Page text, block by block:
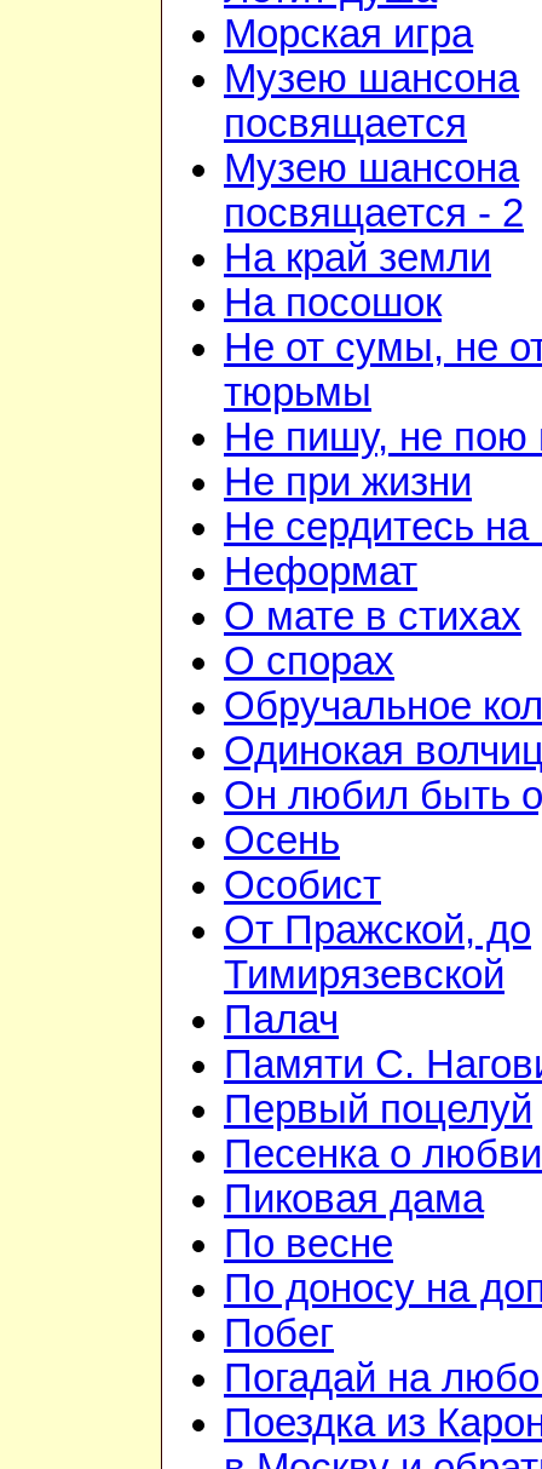
Морская игра
Музею шансона
посвящается
Музею шансона
посвящается - 2
На край земли
На посошок
Не от сумы, не
тюрьмы
Не пишу, не пою
Не при жизни
Не сердитесь
Неформат
О мате в стихах
О спорах
Обручальное
Одинокая
Он любил быть
Осень
Особист
От Пражской, до
Тимирязевской
Палач
Памяти С.
Первый поцелуй
Песенка о любви
Пиковая дама
По весне
По доносу на
Побег
Погадай на
Поездка из